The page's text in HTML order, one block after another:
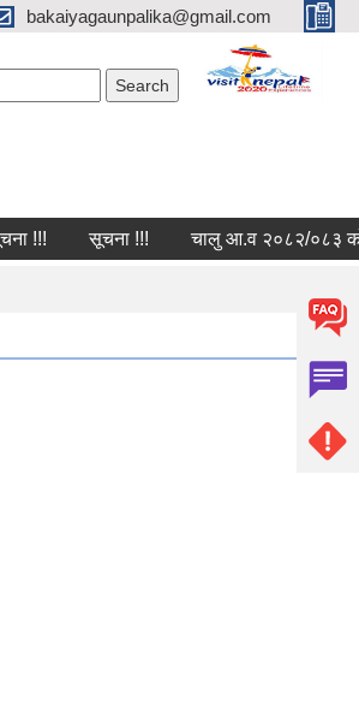
bakaiyagaunpalika@gmail.com
!!! सूचना !!! चालु आ.व २०८२/०८३ को